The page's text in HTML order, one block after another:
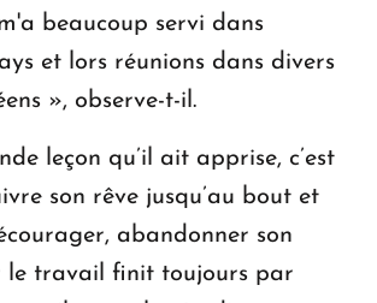
beaucoup servi dans
et lors réunions dans divers
», observe-t-il.
leçon qu’il ait apprise, c’est
son rêve jusqu’au bout et
abandonner son
le travail finit toujours par